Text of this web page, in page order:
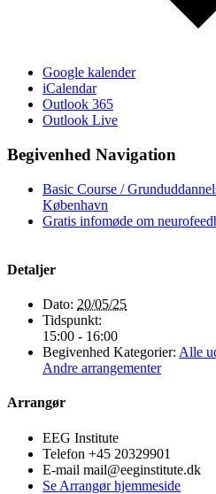
Google kalender
iCalendar
Outlook 365
Outlook Live
Begivenhed Navigation
Basic Course /
København
Gratis infomøde om
Detaljer
Dato: 20/05/25
Tidspunkt:
15:00 - 16:00
Begivenhed Kategorier: Alle
Andre arrangementer
Arrangør
EEG Institute
Telefon +45 20329901
E-mail mail@eeginstitute.dk
Se Arrangør hjemmeside